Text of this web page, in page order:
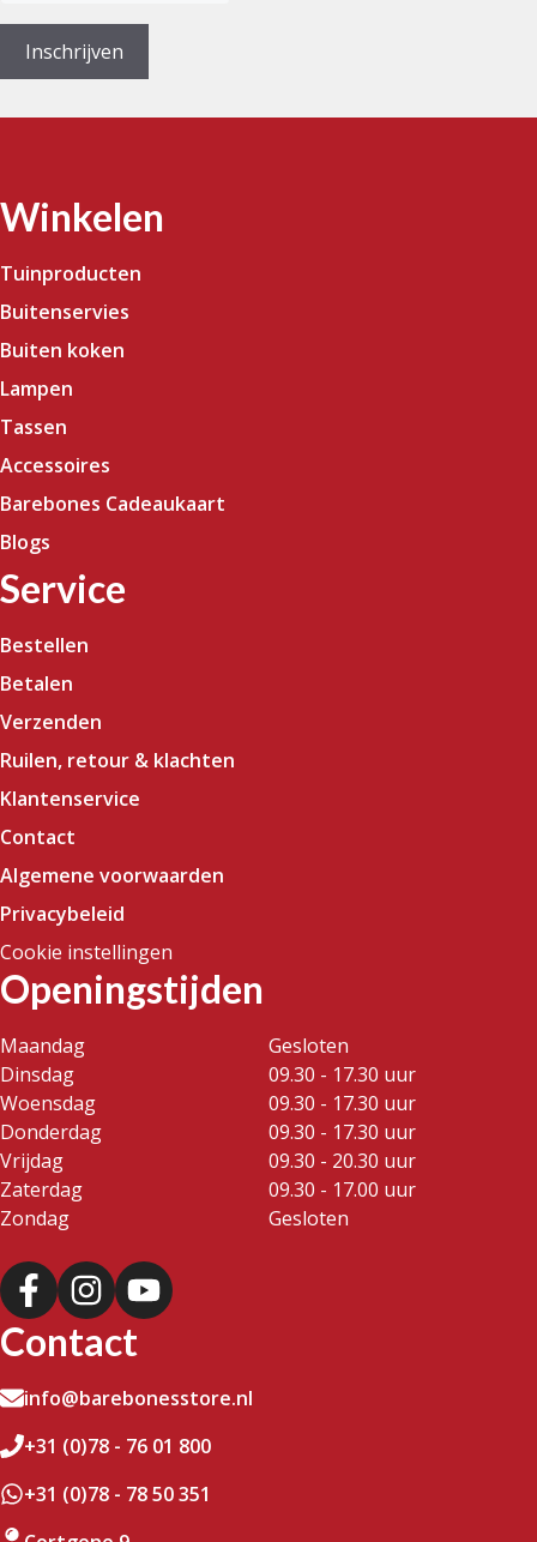
Inschrijven
Winkelen
Tuinproducten
Buitenservies
Buiten koken
Lampen
Tassen
Accessoires
Barebones Cadeaukaart
Blogs
Service
Bestellen
Betalen
Verzenden
Ruilen, retour & klachten
Klantenservice
Contact
Algemene voorwaarden
Privacybeleid
Cookie instellingen
Openingstijden
Maandag
Gesloten
Dinsdag
09.30 - 17.30 uur
Woensdag
09.30 - 17.30 uur
Donderdag
09.30 - 17.30 uur
Vrijdag
09.30 - 20.30 uur
Zaterdag
09.30 - 17.00 uur
Zondag
Gesloten
Contact
info@barebonesstore.nl
+31 (0)78 - 76 01 800
+31 (0)78 - 78 50 351